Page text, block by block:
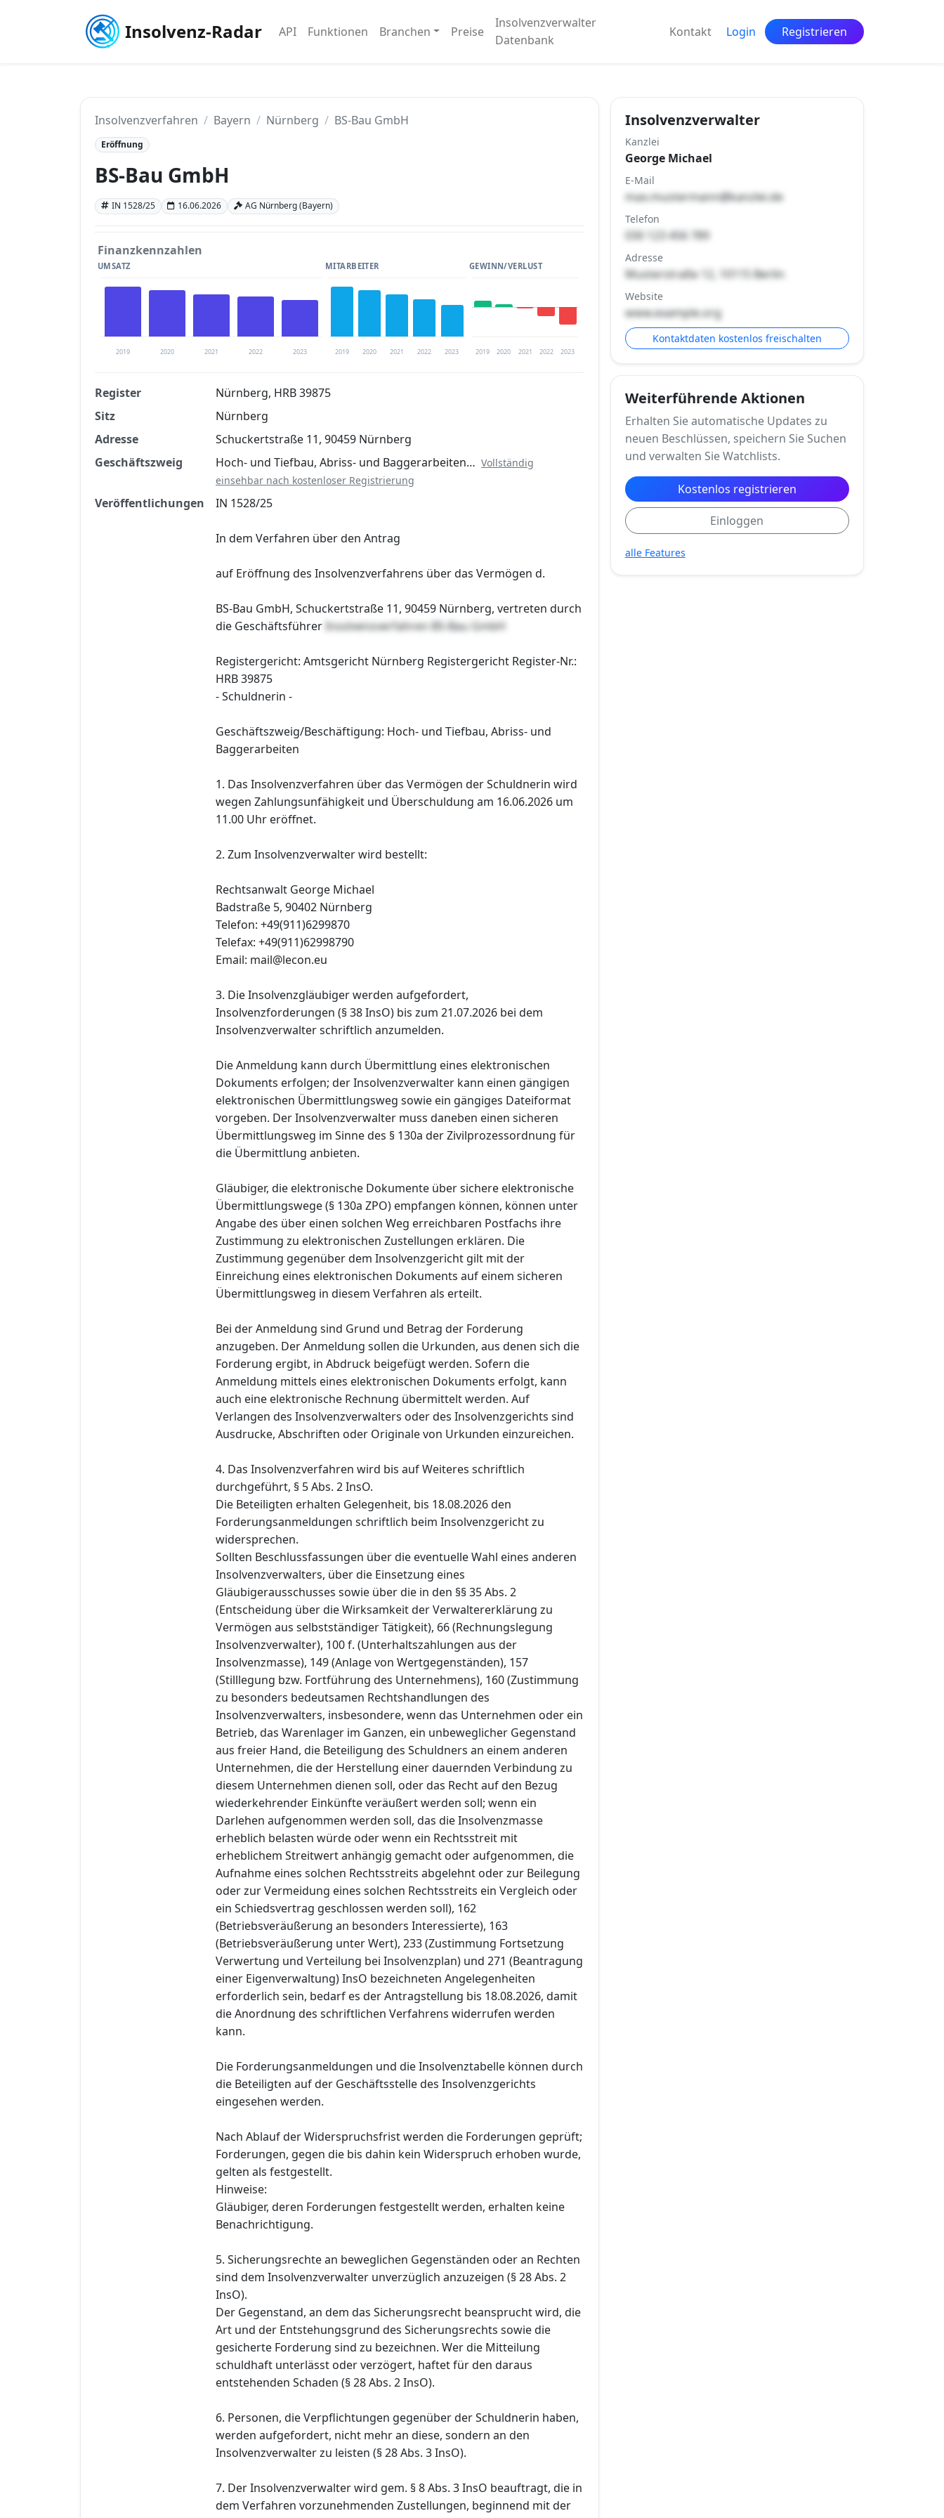
Insolvenz-Radar API Funktionen Branchen Preise
Insolvenzverwalter
Datenbank
Kontakt Login Registrieren
Insolvenzverfahren Bayern Nürnberg BS-Bau GmbH
Eröffnung
BS-Bau GmbH
IN 1528/25 16.06.2026 AG Nürnberg (Bayern)
Finanzkennzahlen
UMSATZ
2019 2020 2021 2022 2023
MITARBEITER
2019 2020 2021 2022 2023
GEWINN/VERLUST
2019 2020 2021 2022 2023
Finanzkennzahlen nach kostenloser Registrierung verfügbar
Jetzt kostenlos registrieren
Register
Nürnberg, HRB 39875
Sitz
Nürnberg
Adresse
Schuckertstraße 11, 90459 Nürnberg
Geschäftszweig
Hoch- und Tiefbau, Abriss- und Baggerarbeiten… Vollständig
einsehbar nach kostenloser Registrierung
Veröffentlichungen IN 1528/25
In dem Verfahren über den Antrag
auf Eröffnung des Insolvenzverfahrens über das Vermögen d.
BS-Bau GmbH, Schuckertstraße 11, 90459 Nürnberg, vertreten durch
die Geschäftsführer Insolvenzverfahren BS-Bau GmbH
Registergericht: Amtsgericht Nürnberg Registergericht Register-Nr.:
HRB 39875
- Schuldnerin -
Geschäftszweig/Beschäftigung: Hoch- und Tiefbau, Abriss- und
Baggerarbeiten
1. Das Insolvenzverfahren über das Vermögen der Schuldnerin wird
wegen Zahlungsunfähigkeit und Überschuldung am 16.06.2026 um
11.00 Uhr eröffnet.
2. Zum Insolvenzverwalter wird bestellt:
Rechtsanwalt George Michael
Badstraße 5, 90402 Nürnberg
Telefon: +49(911)6299870
Telefax: +49(911)62998790
Email: mail@lecon.eu
3. Die Insolvenzgläubiger werden aufgefordert,
Insolvenzforderungen (§ 38 InsO) bis zum 21.07.2026 bei dem
Insolvenzverwalter schriftlich anzumelden.
Die Anmeldung kann durch Übermittlung eines elektronischen
Dokuments erfolgen; der Insolvenzverwalter kann einen gängigen
elektronischen Übermittlungsweg sowie ein gängiges Dateiformat
vorgeben. Der Insolvenzverwalter muss daneben einen sicheren
Übermittlungsweg im Sinne des § 130a der Zivilprozessordnung für
die Übermittlung anbieten.
Gläubiger, die elektronische Dokumente über sichere elektronische
Übermittlungswege (§ 130a ZPO) empfangen können, können unter
Angabe des über einen solchen Weg erreichbaren Postfachs ihre
Zustimmung zu elektronischen Zustellungen erklären. Die
Zustimmung gegenüber dem Insolvenzgericht gilt mit der
Einreichung eines elektronischen Dokuments auf einem sicheren
Übermittlungsweg in diesem Verfahren als erteilt.
Bei der Anmeldung sind Grund und Betrag der Forderung
anzugeben. Der Anmeldung sollen die Urkunden, aus denen sich die
Forderung ergibt, in Abdruck beigefügt werden. Sofern die
Anmeldung mittels eines elektronischen Dokuments erfolgt, kann
auch eine elektronische Rechnung übermittelt werden. Auf
Verlangen des Insolvenzverwalters oder des Insolvenzgerichts sind
Ausdrucke, Abschriften oder Originale von Urkunden einzureichen.
4. Das Insolvenzverfahren wird bis auf Weiteres schriftlich
durchgeführt, § 5 Abs. 2 InsO.
Die Beteiligten erhalten Gelegenheit, bis 18.08.2026 den
Forderungsanmeldungen schriftlich beim Insolvenzgericht zu
widersprechen.
Sollten Beschlussfassungen über die eventuelle Wahl eines anderen
Insolvenzverwalters, über die Einsetzung eines
Gläubigerausschusses sowie über die in den §§ 35 Abs. 2
(Entscheidung über die Wirksamkeit der Verwaltererklärung zu
Vermögen aus selbstständiger Tätigkeit), 66 (Rechnungslegung
Insolvenzverwalter), 100 f. (Unterhaltszahlungen aus der
Insolvenzmasse), 149 (Anlage von Wertgegenständen), 157
(Stilllegung bzw. Fortführung des Unternehmens), 160 (Zustimmung
zu besonders bedeutsamen Rechtshandlungen des
Insolvenzverwalters, insbesondere, wenn das Unternehmen oder ein
Betrieb, das Warenlager im Ganzen, ein unbeweglicher Gegenstand
aus freier Hand, die Beteiligung des Schuldners an einem anderen
Unternehmen, die der Herstellung einer dauernden Verbindung zu
diesem Unternehmen dienen soll, oder das Recht auf den Bezug
wiederkehrender Einkünfte veräußert werden soll; wenn ein
Darlehen aufgenommen werden soll, das die Insolvenzmasse
erheblich belasten würde oder wenn ein Rechtsstreit mit
erheblichem Streitwert anhängig gemacht oder aufgenommen, die
Aufnahme eines solchen Rechtsstreits abgelehnt oder zur Beilegung
oder zur Vermeidung eines solchen Rechtsstreits ein Vergleich oder
ein Schiedsvertrag geschlossen werden soll), 162
(Betriebsveräußerung an besonders Interessierte), 163
(Betriebsveräußerung unter Wert), 233 (Zustimmung Fortsetzung
Verwertung und Verteilung bei Insolvenzplan) und 271 (Beantragung
einer Eigenverwaltung) InsO bezeichneten Angelegenheiten
erforderlich sein, bedarf es der Antragstellung bis 18.08.2026, damit
die Anordnung des schriftlichen Verfahrens widerrufen werden
kann.
Die Forderungsanmeldungen und die Insolvenztabelle können durch
die Beteiligten auf der Geschäftsstelle des Insolvenzgerichts
eingesehen werden.
Nach Ablauf der Widerspruchsfrist werden die Forderungen geprüft;
Forderungen, gegen die bis dahin kein Widerspruch erhoben wurde,
gelten als festgestellt.
Hinweise:
Gläubiger, deren Forderungen festgestellt werden, erhalten keine
Benachrichtigung.
5. Sicherungsrechte an beweglichen Gegenständen oder an Rechten
sind dem Insolvenzverwalter unverzüglich anzuzeigen (§ 28 Abs. 2
InsO).
Der Gegenstand, an dem das Sicherungsrecht beansprucht wird, die
Art und der Entstehungsgrund des Sicherungsrechts sowie die
gesicherte Forderung sind zu bezeichnen. Wer die Mitteilung
schuldhaft unterlässt oder verzögert, haftet für den daraus
entstehenden Schaden (§ 28 Abs. 2 InsO).
6. Personen, die Verpflichtungen gegenüber der Schuldnerin haben,
werden aufgefordert, nicht mehr an diese, sondern an den
Insolvenzverwalter zu leisten (§ 28 Abs. 3 InsO).
7. Der Insolvenzverwalter wird gem. § 8 Abs. 3 InsO beauftragt, die in
dem Verfahren vorzunehmenden Zustellungen, beginnend mit der
Insolvenzverwalter
Kanzlei
George Michael
E-Mail
max.mustermann@kanzlei.de
Telefon
030 123 456 789
Adresse
Musterstraße 12, 10115 Berlin
Website
www.example.org
Kontaktdaten kostenlos freischalten
Weiterführende Aktionen
Erhalten Sie automatische Updates zu
neuen Beschlüssen, speichern Sie Suchen
und verwalten Sie Watchlists.
Kostenlos registrieren
Einloggen
alle Features